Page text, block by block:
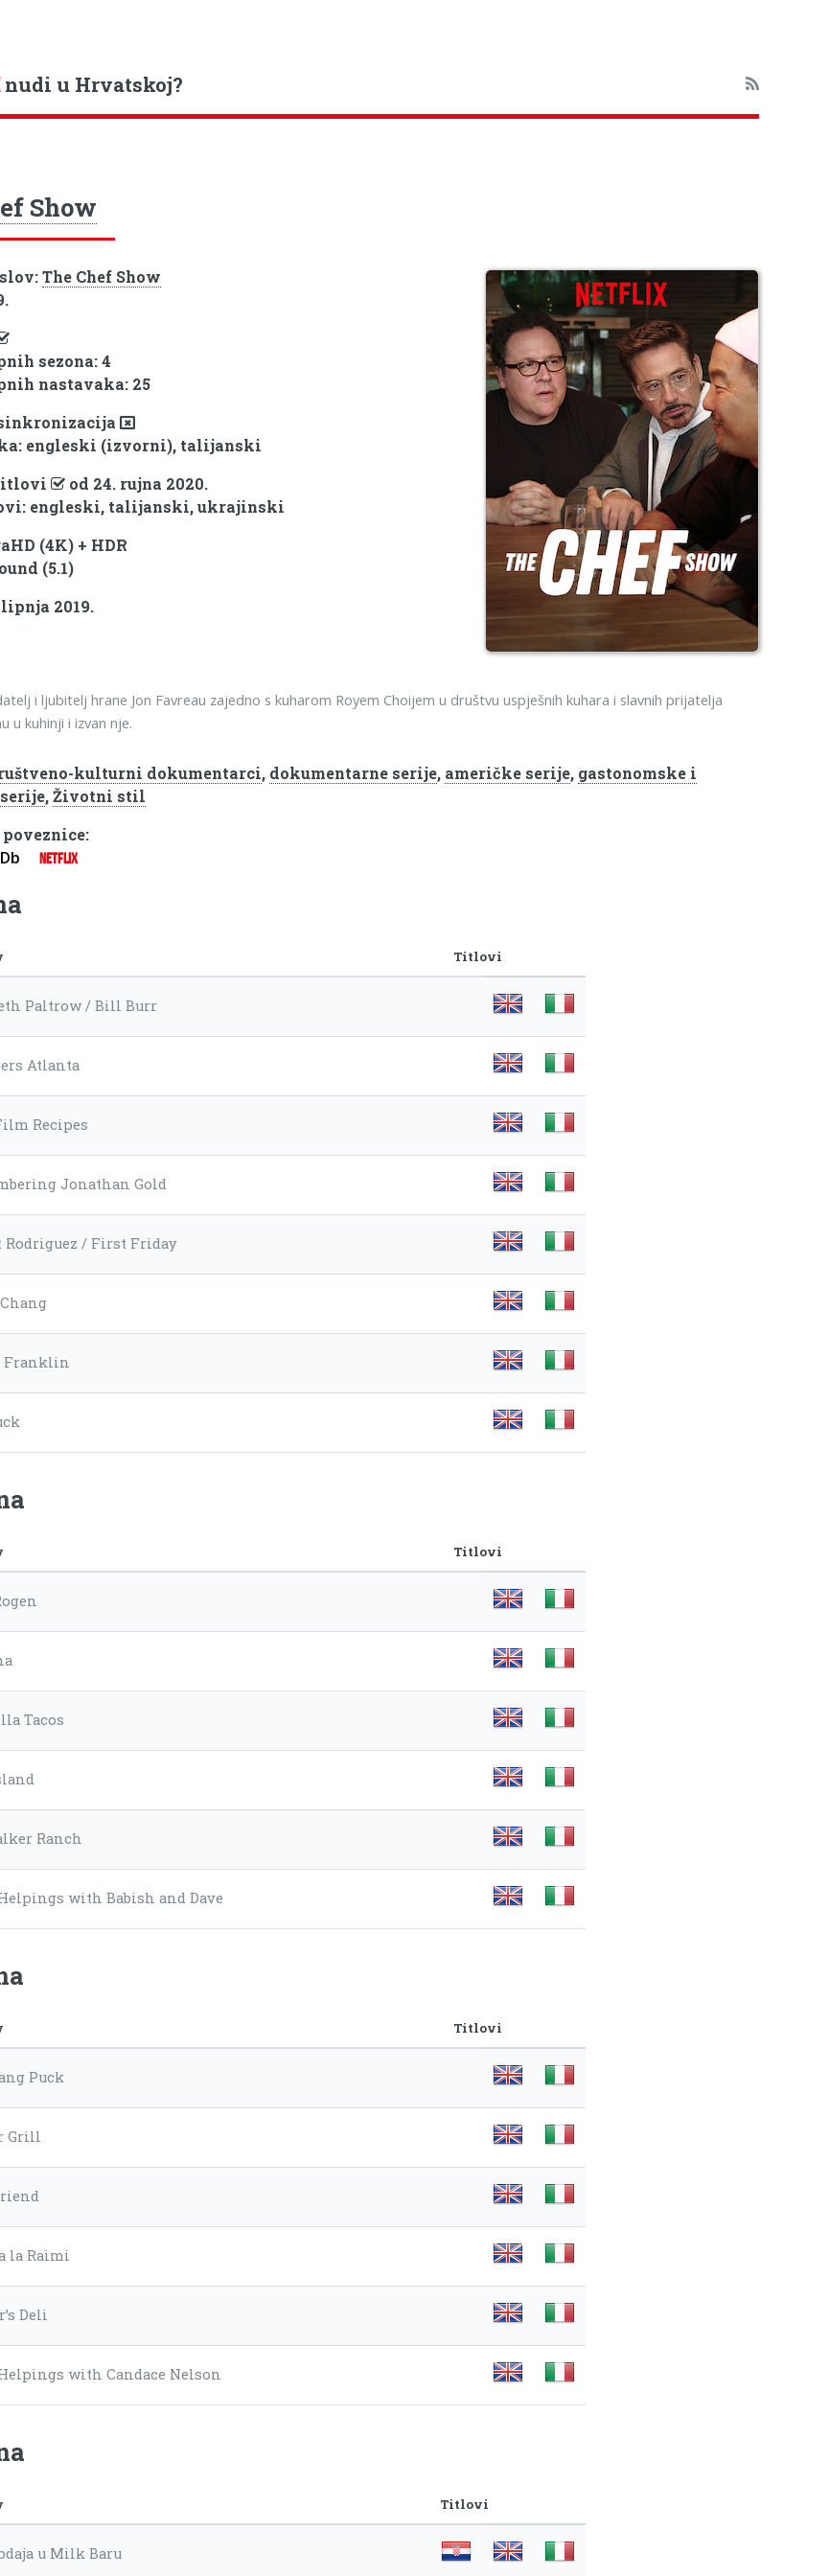
nudi u Hrvatskoj?
Show
The Chef Show
sezona: 4
nastavaka: 25
engleski (izvorni), talijanski
od 24. rujna 2020.
engleski, talijanski, ukrajinski
(4K) + HDR
(5.1)
2019.
i ljubitelj hrane Jon Favreau zajedno s kuharom Royem Choijem u društvu uspješnih kuhara i slavnih prijatelja
u kuhinji i izvan nje.
kulturni dokumentarci, dokumentarne serije, američke serije, gastonomske i
,Životni stil
NETFLIX
Titlovi
Paltrow / Bill Burr
Atlanta
Recipes
Jonathan Gold
Rodriguez / First Friday
Franklin
Titlovi
Tacos
Ranch
with Babish and Dave
Titlovi
Puck
Grill
la Raimi
Deli
with Candace Nelson
Titlovi
u Milk Baru